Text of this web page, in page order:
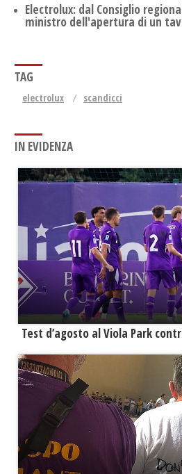
Electrolux: dal Consiglio
ministro dell'apertura di un
TAG
electrolux scandicci
IN EVIDENZA
Test d’agosto al Viola Park